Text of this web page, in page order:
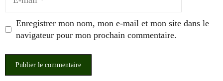
mail
Enregistrer mon nom, mon e-mail et mon site dans le
navigateur pour mon prochain commentaire.